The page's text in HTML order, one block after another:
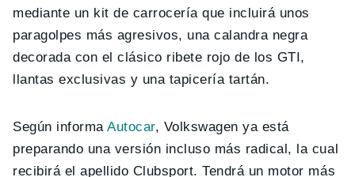
mediante un kit de carrocería que incluirá unos
paragolpes más agresivos, una calandra negra
decorada con el clásico ribete rojo de los GTI,
llantas exclusivas y una tapicería tartán.
Según informaAutocar, Volkswagen ya está
preparando una versión incluso más radical, la cual
recibirá el apellido Clubsport. Tendrá un motor más